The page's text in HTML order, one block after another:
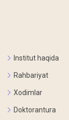
Institut haqida
Rahbariyat
Xodimlar
Doktorantura